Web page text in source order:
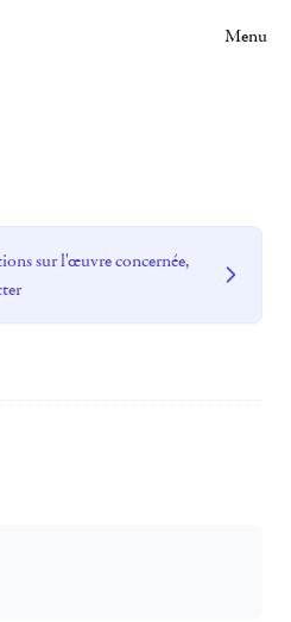
Menu
sur l'œuvre concernée,